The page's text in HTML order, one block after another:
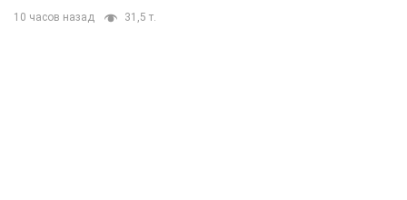
10 часов назад 31,5 т.